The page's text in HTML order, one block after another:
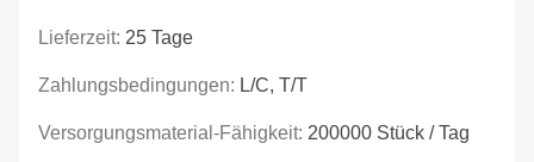
Lieferzeit: 25 Tage
Zahlungsbedingungen: L/C, T/T
Versorgungsmaterial-Fähigkeit: 200000 Stück / Tag